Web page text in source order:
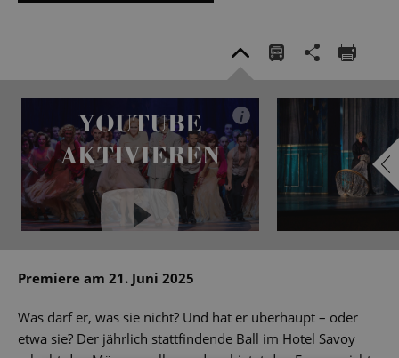
YOUTUBE
AKTIVIEREN
i
Premiere am 21. Juni 2025
Was darf er, was sie nicht? Und hat er überhaupt – oder
etwa sie? Der jährlich stattfindende Ball im Hotel Savoy